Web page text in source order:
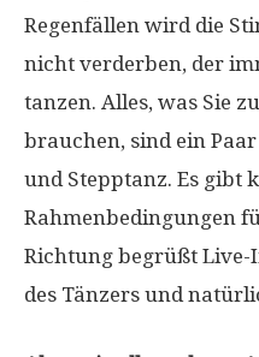
Regenfällen wird die
nicht verderben, der
tanzen. Alles, was Sie
brauchen, sind ein
und Stepptanz. Es gibt
Rahmenbedingungen
Richtung begrüßt Live-
des Tänzers und